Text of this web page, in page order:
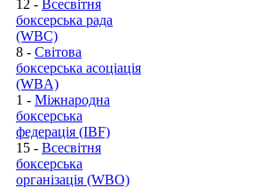
12 - Всесвітня
боксерська рада
(WBC)
8 - Світова
боксерська асоціація
(WBA)
1 - Міжнародна
боксерська
федерація (IBF)
15 - Всесвітня
боксерська
організація (WBO)